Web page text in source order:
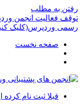
رفتن به مطلب
توقف فعالیت انجمن
رسمی وردپرس(کلیک
صفحه نخست
قبلا ثبت نام کرده